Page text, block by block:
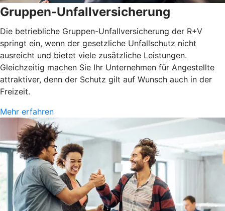
Gruppen-Unfallversicherung
Die betriebliche Gruppen-Unfallversicherung der R+V
springt ein, wenn der gesetzliche Unfallschutz nicht
ausreicht und bietet viele zusätzliche Leistungen.
Gleichzeitig machen Sie Ihr Unternehmen für Angestellte
attraktiver, denn der Schutz gilt auf Wunsch auch in der
Freizeit.
Mehr erfahren